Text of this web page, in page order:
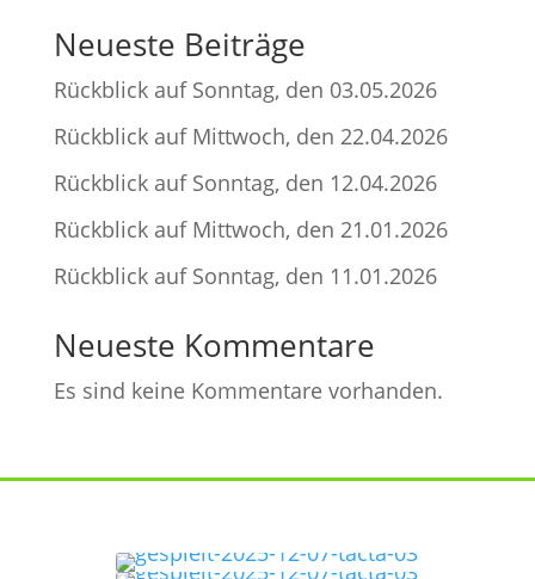
Neueste Beiträge
Rückblick auf Sonntag, den 03.05.2026
Rückblick auf Mittwoch, den 22.04.2026
Rückblick auf Sonntag, den 12.04.2026
Rückblick auf Mittwoch, den 21.01.2026
Rückblick auf Sonntag, den 11.01.2026
Neueste Kommentare
Es sind keine Kommentare vorhanden.